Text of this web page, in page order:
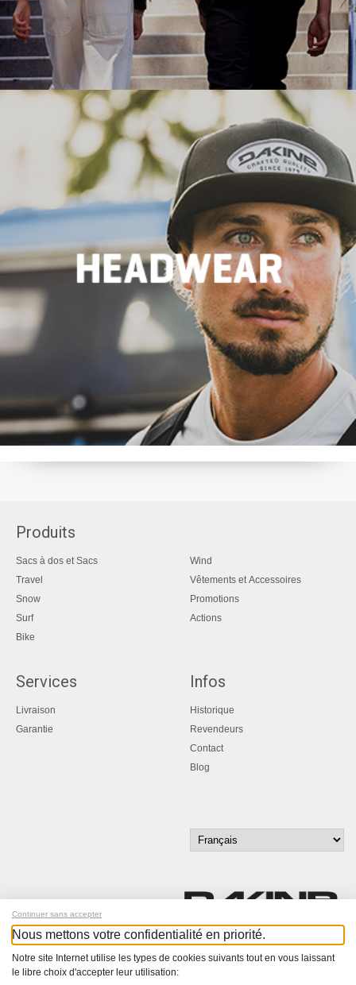
Produits
Sacs à dos et Sacs
Travel
Snow
Surf
Bike
Wind
Vêtements et Accessoires
Promotions
Actions
Services
Livraison
Garantie
Infos
Historique
Revendeurs
Contact
Blog
Continuer sans accepter
Nous mettons votre confidentialité en priorité.
Notre site Internet utilise les types de cookies suivants tout en vous laissant
le libre choix d'accepter leur utilisation: